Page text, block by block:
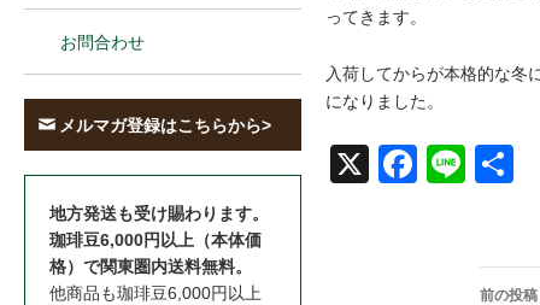
ってきます。
入荷してからが本格的な冬
になりました。
Face
Line
投
前の投稿
お問合わせ
メルマガ登録はこちらから>
地方発送も受け賜わります。
珈琲豆6,000円以上（本体価
格）で関東圏内送料無料。
他商品も珈琲豆6,000円以上